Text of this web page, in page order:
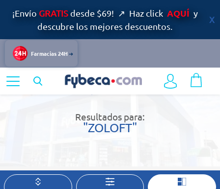
¡Envío GRATISdesde $69! ↗ Haz click AQUÍ y
descubre los mejores descuentos.
Farmacias 24H
Resultados de búsqueda
Resultados para:
"ZOLOFT"